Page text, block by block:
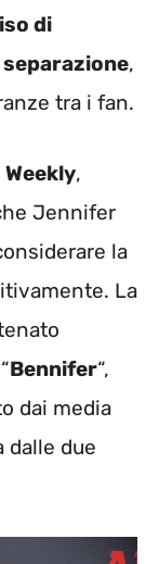
di
,
tra i fan.
Weekly,
Jennifer
la
La
Bennifer“,
dai media
dalle due